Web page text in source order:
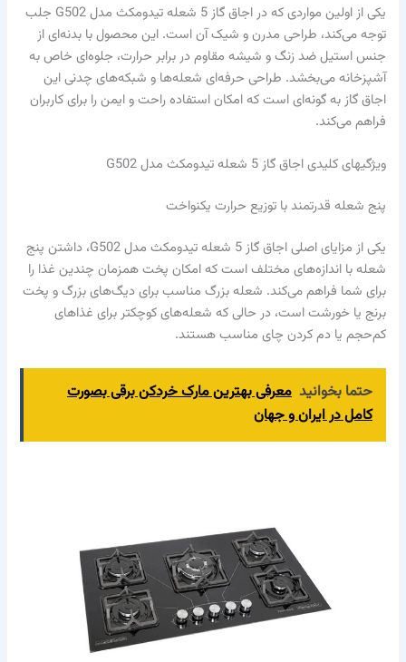
یکی از اولین مواردی که در اجاق گاز 5 شعله تیدومکث مدل G502 جلب
توجه می‌کند، طراحی مدرن و شیک آن است. این محصول با بدنه‌ای از
جنس استیل ضد زنگ و شیشه مقاوم در برابر حرارت، جلوه‌ای خاص به
آشپزخانه می‌بخشد. طراحی حرفه‌ای شعله‌ها و شبکه‌های چدنی این
اجاق گاز به گونه‌ای است که امکان استفاده راحت و ایمن را برای کاربران
فراهم می‌کند.
ویژگیهای کلیدی اجاق گاز 5 شعله تیدومکث مدل G502
پنج شعله قدرتمند با توزیع حرارت یکنواخت
یکی از مزایای اصلی اجاق گاز 5 شعله تیدومکث مدل G502، داشتن پنج
شعله با اندازه‌های مختلف است که امکان پخت همزمان چندین غذا را
برای شما فراهم می‌کند. شعله بزرگ مناسب برای دیگ‌های بزرگ و پخت
برنج یا خورشت است، در حالی که شعله‌های کوچکتر برای غذاهای
کم‌حجم یا دم کردن چای مناسب هستند.
حتما بخوانید معرفی بهترین مارک خردکن برقی بصورت
کامل در ایران و جهان